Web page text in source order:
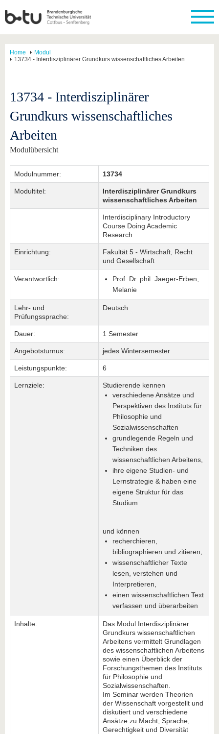
Home
Modul
13734 - Interdisziplinärer Grundkurs wissenschaftliches Arbeiten
13734 - Interdisziplinärer
Grundkurs wissenschaftliches
Arbeiten
Modulübersicht
Modulnummer: 13734
Modultitel:
Interdisziplinärer Grundkurs
wissenschaftliches Arbeiten
Interdisciplinary Introductory
Course Doing Academic
Research
Einrichtung:
Fakultät 5 - Wirtschaft, Recht
und Gesellschaft
Verantwortlich:
Prof. Dr. phil. Jaeger-Erben,
Melanie
Lehr- und
Prüfungssprache:
Deutsch
Dauer: 1 Semester
Angebotsturnus: jedes Wintersemester
Leistungspunkte: 6
Lernziele:
Studierende kennen
verschiedene Ansätze und
Perspektiven des Instituts für
Philosophie und
Sozialwissenschaften
grundlegende Regeln und
Techniken des
wissenschaftlichen Arbeitens,
ihre eigene Studien- und
Lernstrategie & haben eine
eigene Struktur für das
Studium
und können
recherchieren,
bibliographieren und zitieren,
wissenschaftlicher Texte
lesen, verstehen und
Interpretieren,
einen wissenschaftlichen Text
verfassen und überarbeiten
Inhalte:
Das Modul Interdisziplinärer
Grundkurs wissenschaftlichen
Arbeitens vermittelt Grundlagen
des wissenschaftlichen Arbeitens
sowie einen Überblick der
Forschungsthemen des Instituts
für Philosophie und
Sozialwissenschaften.
Im Seminar werden Theorien
der Wissenschaft vorgestellt und
diskutiert und verschiedene
Ansätze zu Macht, Sprache,
Gerechtigkeit und Diversität